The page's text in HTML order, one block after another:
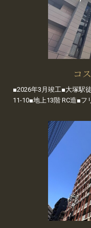
コ
■2026年3月竣工■大塚駅
11-10■地上13階 RC造■フ